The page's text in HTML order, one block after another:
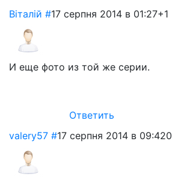
Віталій #17 серпня 2014 в 01:27+1
И еще фото из той же серии.
Ответить
valery57 #17 серпня 2014 в 09:420